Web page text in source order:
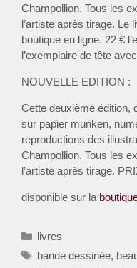
Champollion. Tous les
l’artiste après tirage. Le
boutique en ligne. 22 €
l’exemplaire de tête
NOUVELLE EDITION :
Cette deuxième édition,
sur papier munken,
reproductions des
Champollion. Tous les
l’artiste après tirage.
disponible sur la
Catégories
livres
Étiquettes
bande dessinée,